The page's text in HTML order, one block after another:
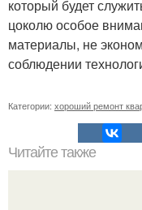
который будет
цоколю особое
материалы, не
соблюдении
Категории: хороший ремонт
Читайте также